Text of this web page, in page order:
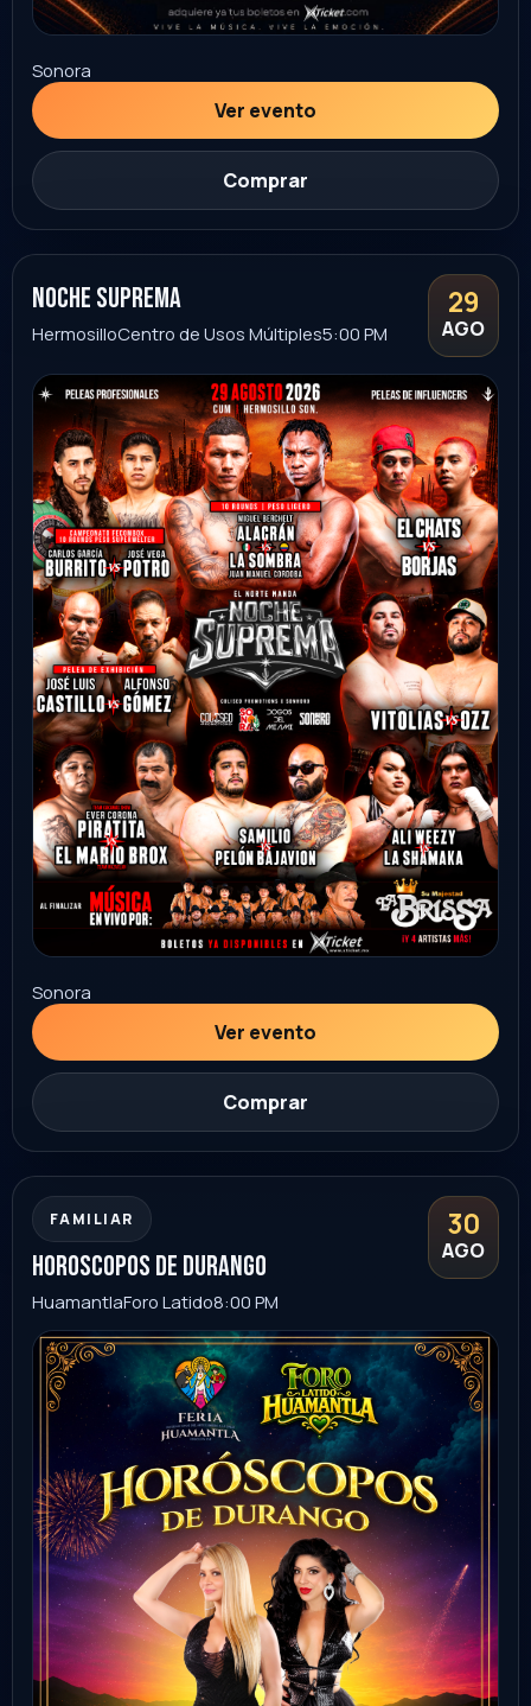
Tlaxcala
Ver evento
Comprar
FAMILIAR
alex syntek evento con causa
02
SEP
Sonora
Ver evento